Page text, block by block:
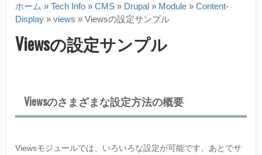
現
在
地
ホーム » Tech Info » CMS » Drupal » Module » Content-
Display » views » Viewsの設定サンプル
Viewsの設定サンプル
Viewsのさまざまな設定方法の概要
Viewsモジュールでは、いろいろな設定が可能です。あとでサ